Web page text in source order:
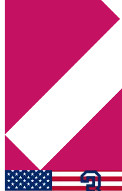
Utskriftscentralen
Min tv-blogg
You are here:Home
Tematrio –
2013-07-01 Annika